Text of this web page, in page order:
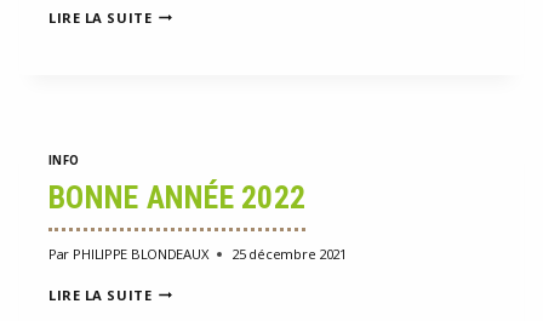
LIRE LA SUITEREBOISEMENT
INFO
BONNE ANNÉE 2022
Par PHILIPPE BLONDEAUX 25 décembre 2021
LIRE LA SUITEBONNE